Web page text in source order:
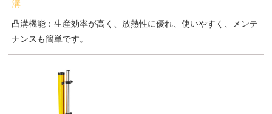
溝
凸溝機能：生産効率が高く、放熱性に優れ、使いやすく、メンテ
ナンスも簡単です。